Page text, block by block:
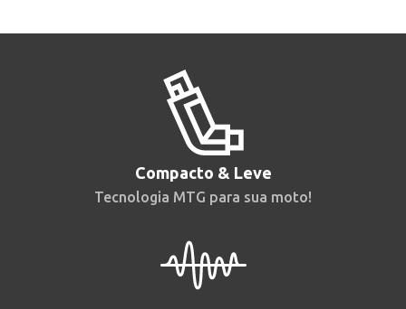
Compacto & Leve
Tecnologia MTG para sua moto!